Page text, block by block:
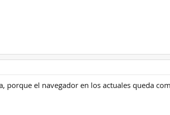
porque el navegador en los actuales queda